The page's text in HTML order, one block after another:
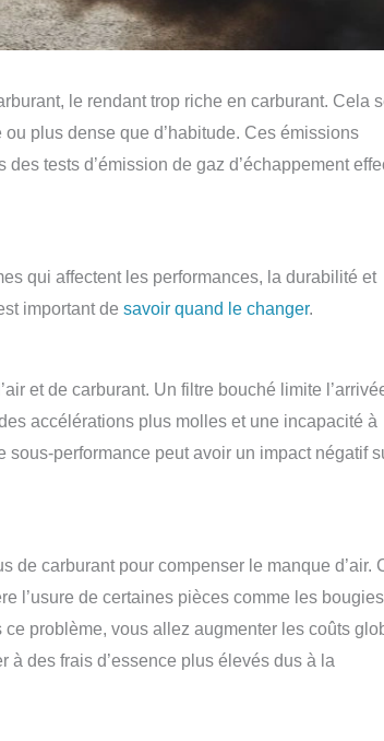
le rendant trop riche en carburant. Cela
plus dense que d’habitude. Ces émissions
tests d’émission de gaz d’échappement
qui affectent les performances, la durabilité et
important de savoir quand le changer.
et de carburant. Un filtre bouché limite
accélérations plus molles et une incapacité à
performance peut avoir un impact négatif
de carburant pour compenser le manque d’air.
l’usure de certaines pièces comme les bougies
problème, vous allez augmenter les coûts
à des frais d’essence plus élevés dus à la